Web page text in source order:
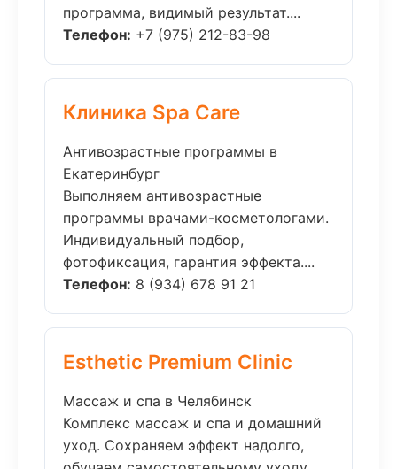
программа, видимый результат....
Телефон: +7 (975) 212-83-98
Клиника Spa Care
Антивозрастные программы в
Екатеринбург
Выполняем антивозрастные
программы врачами-косметологами.
Индивидуальный подбор,
фотофиксация, гарантия эффекта....
Телефон: 8 (934) 678 91 21
Esthetic Premium Clinic
Массаж и спа в Челябинск
Комплекс массаж и спа и домашний
уход. Сохраняем эффект надолго,